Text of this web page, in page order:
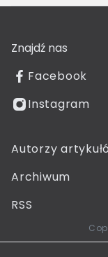
Znajdź nas
Facebook
Instagram
Autorzy
Archiwum
RSS